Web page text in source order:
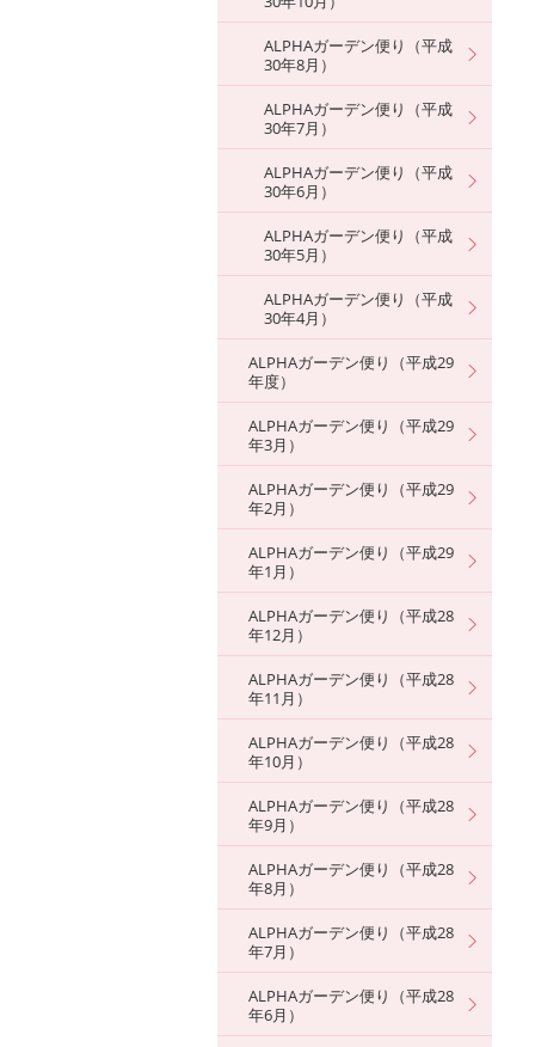
ALPHAガーデン便り（平成
30年8月）
ALPHAガーデン便り（平成
30年7月）
ALPHAガーデン便り（平成
30年6月）
ALPHAガーデン便り（平成
30年5月）
ALPHAガーデン便り（平成
30年4月）
ALPHAガーデン便り（平成29
年度）
ALPHAガーデン便り（平成29
年3月）
ALPHAガーデン便り（平成29
年2月）
ALPHAガーデン便り（平成29
年1月）
ALPHAガーデン便り（平成28
年12月）
ALPHAガーデン便り（平成28
年11月）
ALPHAガーデン便り（平成28
年10月）
ALPHAガーデン便り（平成28
年9月）
ALPHAガーデン便り（平成28
年8月）
ALPHAガーデン便り（平成28
年7月）
ALPHAガーデン便り（平成28
年6月）